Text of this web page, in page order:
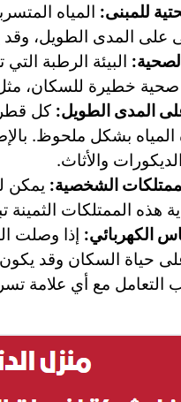
للمبنى: المياه
على المدى الطويل،
البيئة الرطبة
خطيرة للسكان، مثل
المدى الطويل: كل
بشكل ملحوظ.
والأثاث.
الشخصية: يمكن
هذه الممتلكات
الكهربائي: إذا وصلت
حياة السكان وقد يكون
التعامل مع أي علامة